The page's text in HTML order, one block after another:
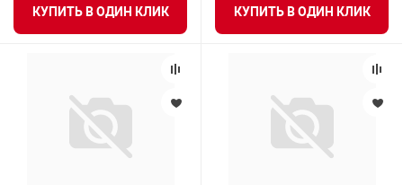
КУПИТЬ В ОДИН КЛИК КУПИТЬ В ОДИН КЛИК